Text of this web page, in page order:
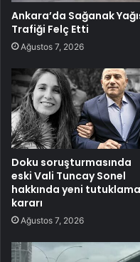
Ankara’da Sağanak
Trafiği Felç Etti
Ağustos 7, 2026
Doku soruşturmasında
eski Vali Tuncay Sonel
hakkında yeni tutuklama
kararı
Ağustos 7, 2026